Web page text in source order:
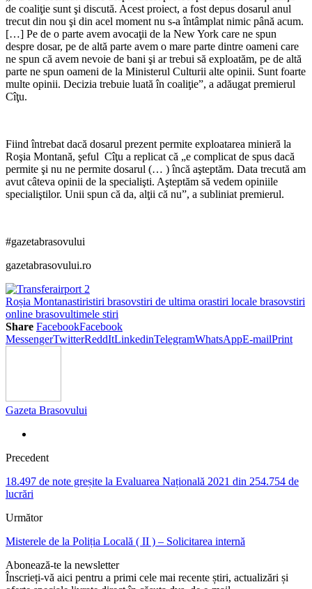
de coaliţie sunt şi discută. Acest proiect, a fost depus dosarul anul
trecut din nou şi din acel moment nu s-a întâmplat nimic până acum.
[…] Pe de o parte avem avocaţii de la New York care ne spun
despre dosar, pe de altă parte avem o mare parte dintre oameni care
ne spun că avem nevoie de bani şi ar trebui să exploatăm, pe de altă
parte ne spun oameni de la Ministerul Culturii alte opinii. Sunt foarte
multe opinii. Decizia trebuie luată în coaliţie”, a adăugat premierul
Cîţu.
Fiind întrebat dacă dosarul prezent permite exploatarea minieră la
Roşia Montană, şeful Cîţu a replicat că „e complicat de spus dacă
permite şi nu ne permite dosarul (… ) încă aşteptăm. Data trecută am
avut câteva opinii de la specialişti. Aşteptăm să vedem opiniile
specialiştilor. Unii spun că da, alţii că nu”, a subliniat premierul.
#gazetabrasovului
gazetabrasovului.ro
Roșia Montanastiristiri brasovstiri de ultima orastiri locale brasovstiri
online brasovultimele stiri
Share FacebookFacebook
MessengerTwitterReddItLinkedinTelegramWhatsAppE-mailPrint
Gazeta Brasovului
Precedent
18.497 de note greșite la Evaluarea Națională 2021 din 254.754 de
lucrări
Următor
Misterele de la Poliția Locală ( II ) – Solicitarea internă
Abonează-te la newsletter
Înscrieți-vă aici pentru a primi cele mai recente știri, actualizări și